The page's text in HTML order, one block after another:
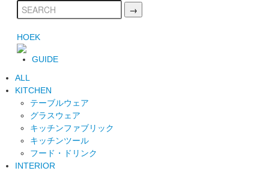
HOEK
GUIDE
ALL
KITCHEN
テーブルウェア
グラスウェア
キッチンファブリック
キッチンツール
フード・ドリンク
INTERIOR